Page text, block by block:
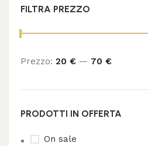
FILTRA PREZZO
Prezzo: 20 € — 70 €
PRODOTTI IN OFFERTA
On sale